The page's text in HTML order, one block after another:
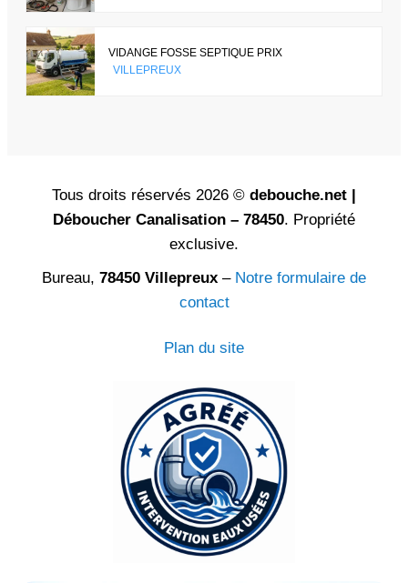
VIDANGE FOSSE SEPTIQUE PRIX
VILLEPREUX
Tous droits réservés 2026 © debouche.net |
Déboucher Canalisation – 78450. Propriété
exclusive.
Bureau, 78450 Villepreux – Notre formulaire de
contact
Plan du site